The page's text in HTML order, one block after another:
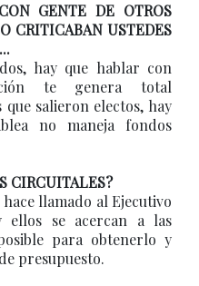
GENTE DE OTROS
CRITICABAN USTEDES
hay que hablar con
te genera total
salieron electos, hay
no maneja fondos
CIRCUITALES?
llamado al Ejecutivo
ellos se acercan a las
para obtenerlo y
presupuesto.